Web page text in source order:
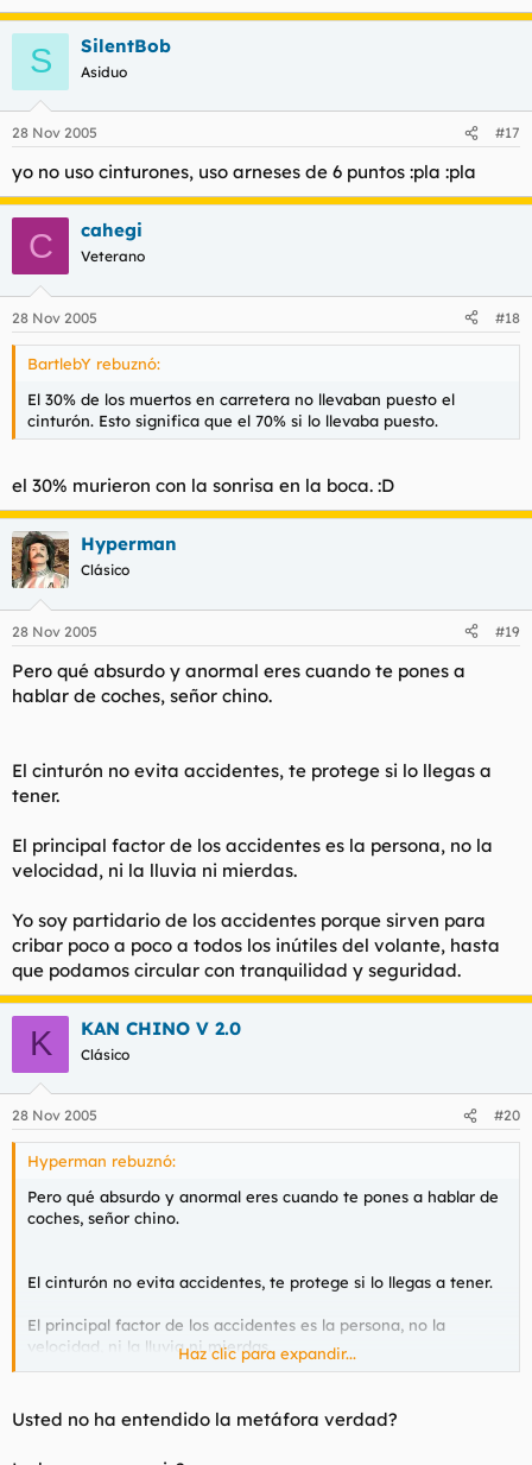
S SilentBob
Asiduo
28 Nov 2005 #17
yo no uso cinturones, uso arneses de 6 puntos :pla :pla
C cahegi
Veterano
28 Nov 2005 #18
BartlebY rebuznó:
El 30% de los muertos en carretera no llevaban puesto el
cinturón. Esto significa que el 70% si lo llevaba puesto.
el 30% murieron con la sonrisa en la boca. :D
Hyperman
Clásico
28 Nov 2005 #19
Pero qué absurdo y anormal eres cuando te pones a
hablar de coches, señor chino.
El cinturón no evita accidentes, te protege si lo llegas a
tener.
El principal factor de los accidentes es la persona, no la
velocidad, ni la lluvia ni mierdas.
Yo soy partidario de los accidentes porque sirven para
cribar poco a poco a todos los inútiles del volante, hasta
que podamos circular con tranquilidad y seguridad.
K KAN CHINO V 2.0
Clásico
28 Nov 2005 #20
Hyperman rebuznó:
Pero qué absurdo y anormal eres cuando te pones a hablar de
coches, señor chino.
El cinturón no evita accidentes, te protege si lo llegas a tener.
El principal factor de los accidentes es la persona, no la
velocidad, ni la lluvia ni mierdas.
poco a poco a todos los inútiles del volante, hasta que
podamos circular con tranquilidad y seguridad.
Haz clic para expandir...
Usted no ha entendido la metáfora verdad?